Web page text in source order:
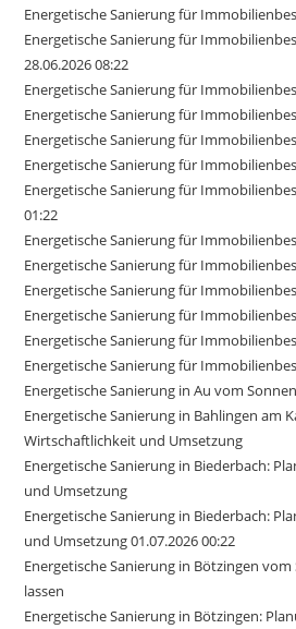
Energetische Sanierung für
Energetische Sanierung für
28.06.2026 08:22
Energetische Sanierung für
Energetische Sanierung für
Energetische Sanierung für
Energetische Sanierung für
Energetische Sanierung für
01:22
Energetische Sanierung für
Energetische Sanierung für
Energetische Sanierung für
Energetische Sanierung für
Energetische Sanierung für
Energetische Sanierung für
Energetische Sanierung in Au vom
Energetische Sanierung in Bahlingen am
Wirtschaftlichkeit und Umsetzung
Energetische Sanierung in Biederbach:
und Umsetzung
Energetische Sanierung in Biederbach:
und Umsetzung 01.07.2026 00:22
Energetische Sanierung in Bötzingen
lassen
Energetische Sanierung in Bötzingen: